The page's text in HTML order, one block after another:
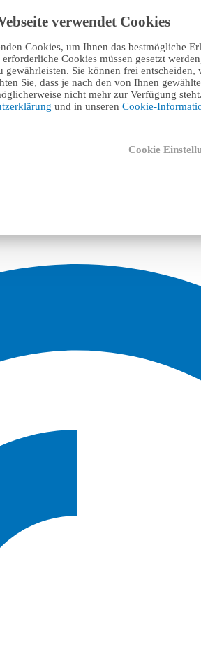
verwendet Cookies
Cookies, um Ihnen das bestmögliche
erforderliche Cookies müssen gesetzt
gewährleisten. Sie können frei
Sie, dass je nach den von Ihnen
nicht mehr zur Verfügung
und in unseren Cookie-
Cookie